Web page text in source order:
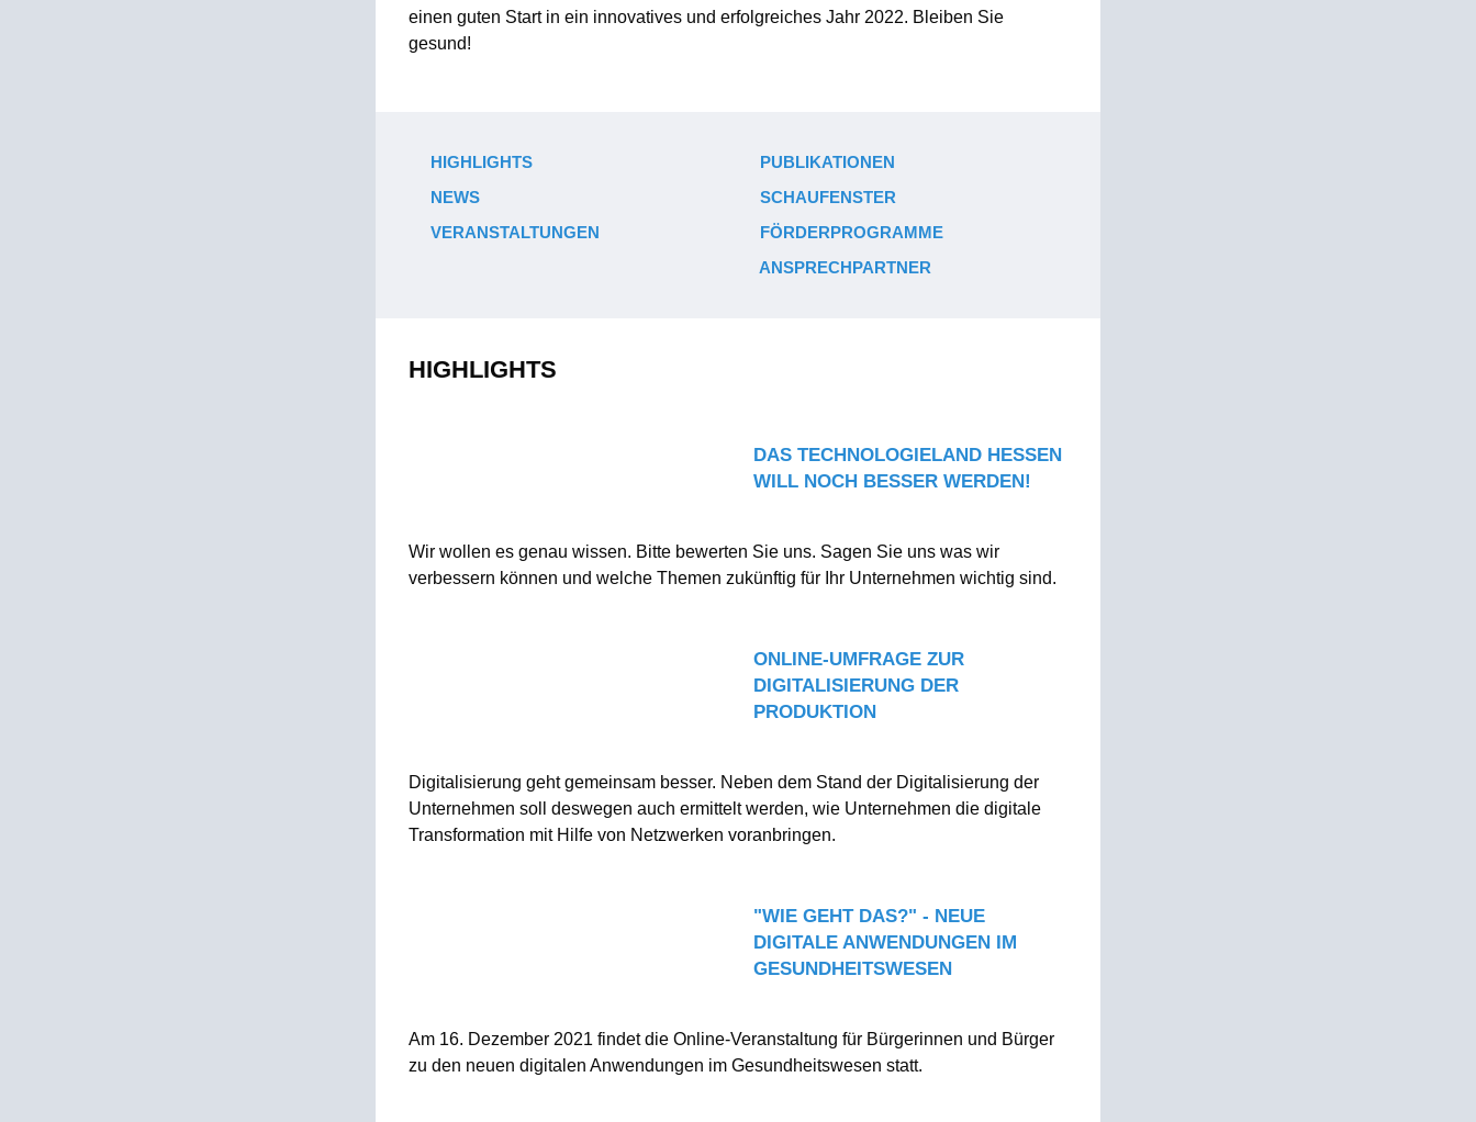
einen guten Start in ein innovatives und erfolgreiches Jahr 2022. Bleiben Sie
gesund!
HIGHLIGHTS
NEWS
VERANSTALTUNGEN
PUBLIKATIONEN
SCHAUFENSTER
FÖRDERPROGRAMME
ANSPRECHPARTNER
HIGHLIGHTS
DAS TECHNOLOGIELAND HESSEN
WILL NOCH BESSER WERDEN!
Wir wollen es genau wissen. Bitte bewerten Sie uns. Sagen Sie uns was wir
verbessern können und welche Themen zukünftig für Ihr Unternehmen wichtig sind.
ONLINE-UMFRAGE ZUR
DIGITALISIERUNG DER
PRODUKTION
Digitalisierung geht gemeinsam besser. Neben dem Stand der Digitalisierung der
Unternehmen soll deswegen auch ermittelt werden, wie Unternehmen die digitale
Transformation mit Hilfe von Netzwerken voranbringen.
"WIE GEHT DAS?" - NEUE
DIGITALE ANWENDUNGEN IM
GESUNDHEITSWESEN
Am 16. Dezember 2021 findet die Online-Veranstaltung für Bürgerinnen und Bürger
zu den neuen digitalen Anwendungen im Gesundheitswesen statt.